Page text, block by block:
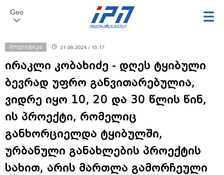
Geo
პოლიტიკა 31.08.2024 / 15:17
ირაკლი კობახიძე - დღეს ტყიბული
ბევრად უფრო განვითარებულია,
ვიდრე იყო 10, 20 და 30 წლის წინ,
ის პროექტი, რომელიც
განხორციელდა ტყიბულში,
ურბანული განახლების პროექტის
სახით, არის მართლა გამორჩეული